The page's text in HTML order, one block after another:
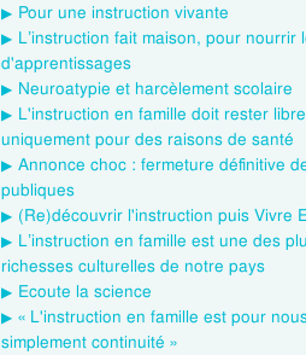
Pour une instruction vivante
L’instruction fait maison, pour nourrir
d'apprentissages
Neuroatypie et harcèlement scolaire
L'instruction en famille doit rester
uniquement pour des raisons de santé
Annonce choc : fermeture définitive
publiques
(Re)découvrir l'instruction puis Vivre
L’instruction en famille est une des
richesses culturelles de notre pays
Ecoute la science
« L'instruction en famille est pour
simplement continuité »